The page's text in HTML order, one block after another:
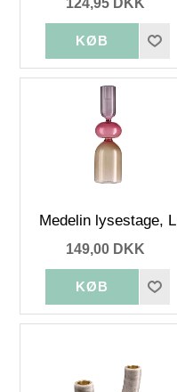
Medelin lysestage, L
149,00 DKK